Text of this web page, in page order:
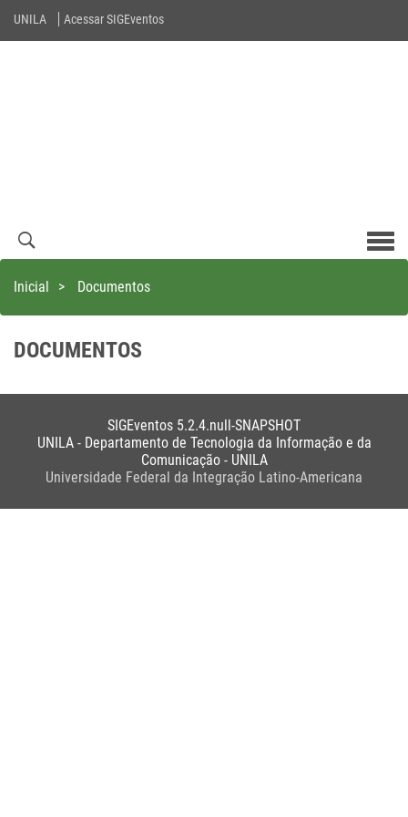
UNILA Acessar SIGEventos
Inicial > Documentos
DOCUMENTOS
SIGEventos 5.2.4.null-SNAPSHOT
UNILA - Departamento de Tecnologia da Informação e da
Comunicação - UNILA
Universidade Federal da Integração Latino-Americana